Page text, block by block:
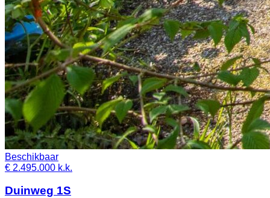
Beschikbaar
€ 2.495.000 k.k.
Duinweg 1S